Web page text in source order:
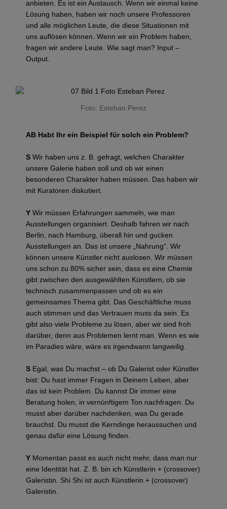
anbieten. Es ist ein Austausch. Wenn wir einmal keine
Lösung haben, haben wir noch unsere Professoren
und alle möglichen Leute, die diese Situationen mit
uns auflösen können. Wenn wir ein Problem haben,
fragen wir andere Leute. Wie sagt man? Input –
Output.
Foto: Esteban Perez
AB Habt Ihr ein Beispiel für solch ein Problem?
S Wir haben uns z. B. gefragt, welchen Charakter
unsere Galerie haben soll und ob wir einen
besonderen Charakter haben müssen. Das haben wir
mit Kuratoren diskutiert.
Y Wir müssen Erfahrungen sammeln, wie man
Ausstellungen organisiert. Deshalb fahren wir nach
Berlin, nach Hamburg, überall hin und gucken
Ausstellungen an. Das ist unsere „Nahrung“. Wir
können unsere Künstler nicht auslosen. Wir müssen
uns schon zu 80% sicher sein, dass es eine Chemie
gibt zwischen den ausgewählten Künstlern, ob sie
technisch zusammenpassen und ob es ein
gemeinsames Thema gibt. Das Geschäftliche muss
auch stimmen und das Vertrauen muss da sein. Es
gibt also viele Probleme zu lösen, aber wir sind froh
darüber, denn aus Problemen lernt man. Wenn es wie
im Paradies wäre, wäre es irgendwann langweilig.
S Egal, was Du machst – ob Du Galerist oder Künstler
bist: Du hast immer Fragen in Deinem Leben, aber
das ist kein Problem. Du kannst Dir immer eine
Beratung holen, in vernünftigem Ton nachfragen. Du
musst aber darüber nachdenken, was Du gerade
brauchst. Du musst die Kerndinge heraussuchen und
genau dafür eine Lösung finden.
Y Momentan passt es auch nicht mehr, dass man nur
eine Identität hat. Z. B. bin ich Künstlerin + (crossover)
Galeristin. Shi Shi ist auch Künstlerin + (crossover)
Galeristin.